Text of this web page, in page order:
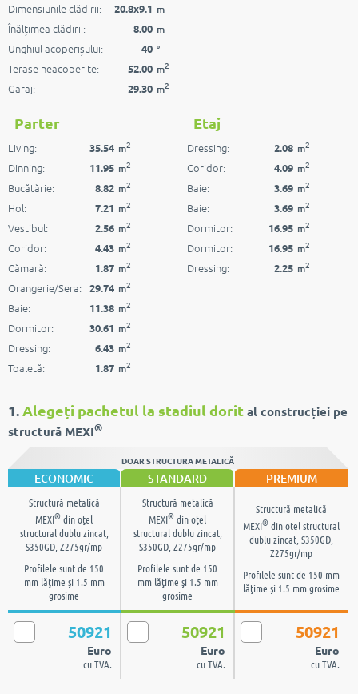
Dimensiunile clădirii: 20.8x9.1 m
Înălțimea clădirii: 8.00 m
Unghiul acoperișului: 40 °
Terase neacoperite: 52.00 m2
Garaj: 29.30 m2
Parter
Living: 35.54 m2
Dinning: 11.95 m2
Bucătărie: 8.82 m2
Hol: 7.21 m2
Vestibul: 2.56 m2
Coridor: 4.43 m2
Cămară: 1.87 m2
Orangerie/Sera: 29.74 m2
Baie: 11.38 m2
Dormitor: 30.61 m2
Dressing: 6.43 m2
Toaletă: 1.87 m2
Etaj
Dressing: 2.08 m2
Coridor: 4.09 m2
Baie: 3.69 m2
Baie: 3.69 m2
Dormitor: 16.95 m2
Dormitor: 16.95 m2
Dressing: 2.25 m2
1.Alegeți pachetul la stadiul dorit al construcției pe
structură MEXI®
DOAR STRUCTURA METALICĂ
ECONOMIC STANDARD PREMIUM
Structură metalică
MEXI® din oţel
structural dublu zincat,
S350GD, Z275gr/mp
Profilele sunt de 150
mm lăţime şi 1.5 mm
grosime
Structură metalică
MEXI® din oţel
structural dublu zincat,
S350GD, Z275gr/mp
Profilele sunt de 150
mm lăţime şi 1.5 mm
grosime
Structură metalică
MEXI® din otel structural
dublu zincat, S350GD,
Z275gr/mp
Profilele sunt de 150 mm
lăţime şi 1.5 mm grosime
50921
Euro
cu TVA.
50921
Euro
cu TVA.
50921
Euro
cu TVA.